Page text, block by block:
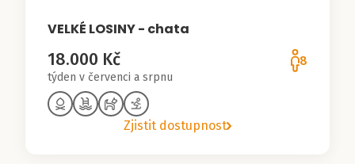
VELKÉ LOSINY - chata
18.000 Kč
týden v červenci a srpnu
8
Zjistit dostupnost